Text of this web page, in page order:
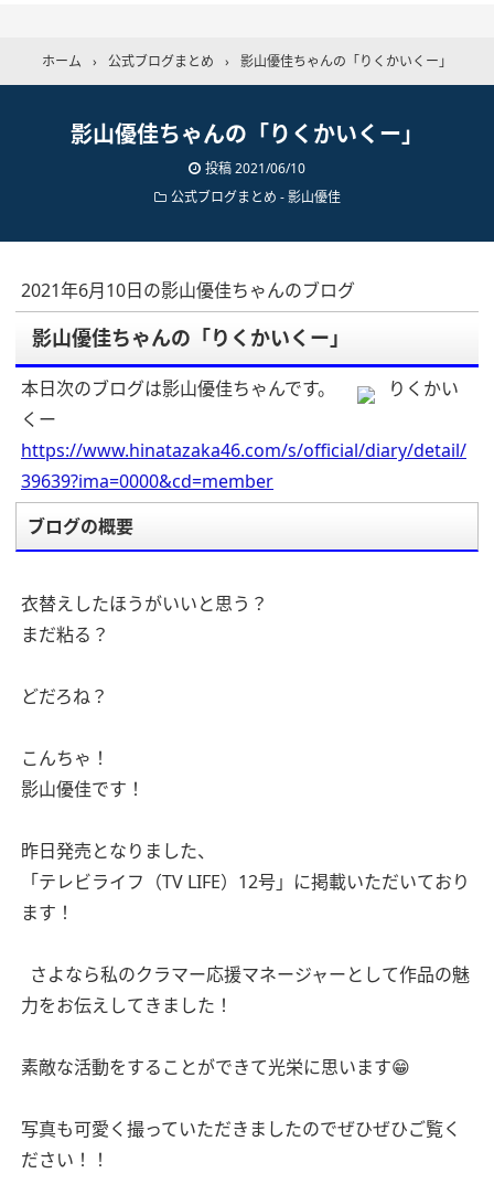
ホーム › 公式ブログまとめ › 影山優佳ちゃんの「りくかいくー」
影山優佳ちゃんの「りくかいくー」
投稿2021/06/10
公式ブログまとめ -影山優佳
2021年6月10日の影山優佳ちゃんのブログ
影山優佳ちゃんの「りくかいくー」
本日次のブログは影山優佳ちゃんです。
りくかい
くー
https://www.hinatazaka46.com/s/official/diary/detail/
39639?ima=0000&cd=member
ブログの概要
衣替えしたほうがいいと思う？
まだ粘る？
どだろね？
こんちゃ！
影山優佳です！
昨日発売となりました、
「テレビライフ（TV LIFE）12号」に掲載いただいており
ます！
さよなら私のクラマー応援マネージャーとして作品の魅
力をお伝えしてきました！
素敵な活動をすることができて光栄に思います😁
写真も可愛く撮っていただきましたのでぜひぜひご覧く
ださい！！